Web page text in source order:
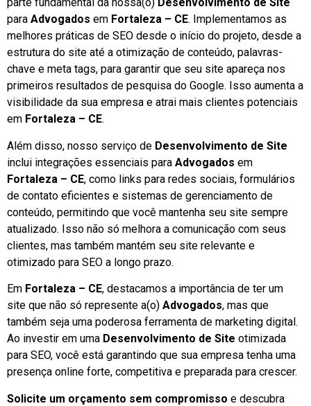
parte fundamental da nossa(o) Desenvolvimento de Site
para Advogados em Fortaleza – CE. Implementamos as
melhores práticas de SEO desde o início do projeto, desde a
estrutura do site até a otimização de conteúdo, palavras-
chave e meta tags, para garantir que seu site apareça nos
primeiros resultados de pesquisa do Google. Isso aumenta a
visibilidade da sua empresa e atrai mais clientes potenciais
em Fortaleza – CE.
Além disso, nosso serviço de Desenvolvimento de Site
inclui integrações essenciais para Advogados em
Fortaleza – CE, como links para redes sociais, formulários
de contato eficientes e sistemas de gerenciamento de
conteúdo, permitindo que você mantenha seu site sempre
atualizado. Isso não só melhora a comunicação com seus
clientes, mas também mantém seu site relevante e
otimizado para SEO a longo prazo.
Em Fortaleza – CE, destacamos a importância de ter um
site que não só represente a(o) Advogados, mas que
também seja uma poderosa ferramenta de marketing digital.
Ao investir em uma Desenvolvimento de Site otimizada
para SEO, você está garantindo que sua empresa tenha uma
presença online forte, competitiva e preparada para crescer.
Solicite um orçamento sem compromisso e descubra